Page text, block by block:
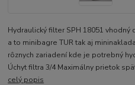
Hydraulický filter SPH 18051 vhodný
a to minibagre TUR tak aj
rôznych zariadení kde je potrebný
Úchyt filtra 3/4 Maximálny prietok
celý popis